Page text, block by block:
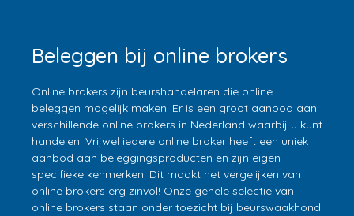
Beleggen bij online brokers
Online brokers zijn beurshandelaren die online
beleggen mogelijk maken. Er is een groot aanbod aan
verschillende online brokers in Nederland waarbij u kunt
handelen. Vrijwel iedere online broker heeft een uniek
aanbod aan beleggingsproducten en zijn eigen
specifieke kenmerken. Dit maakt het vergelijken van
online brokers erg zinvol! Onze gehele selectie van
online brokers staan onder toezicht bij beurswaakhond